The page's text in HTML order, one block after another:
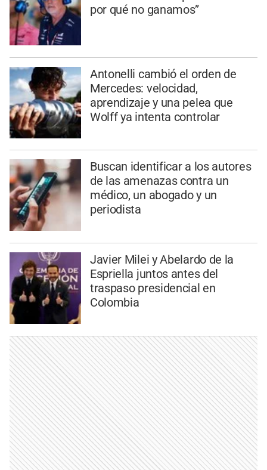
por qué no ganamos”
Antonelli cambió el orden de
Mercedes: velocidad,
aprendizaje y una pelea que
Wolff ya intenta controlar
Buscan identificar a los autores
de las amenazas contra un
médico, un abogado y un
periodista
Javier Milei y Abelardo de la
Espriella juntos antes del
traspaso presidencial en
Colombia